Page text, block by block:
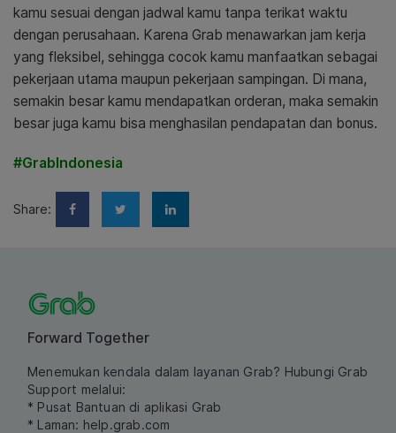
kamu sesuai dengan jadwal kamu tanpa terikat waktu
dengan perusahaan. Karena Grab menawarkan jam kerja
yang fleksibel, sehingga cocok kamu manfaatkan sebagai
pekerjaan utama maupun pekerjaan sampingan. Di mana,
semakin besar kamu mendapatkan orderan, maka semakin
besar juga kamu bisa menghasilan pendapatan dan bonus.
#GrabIndonesia
Share:
Forward Together
Menemukan kendala dalam layanan Grab? Hubungi Grab
Support melalui:
* Pusat Bantuan di aplikasi Grab
* Laman: help.grab.com